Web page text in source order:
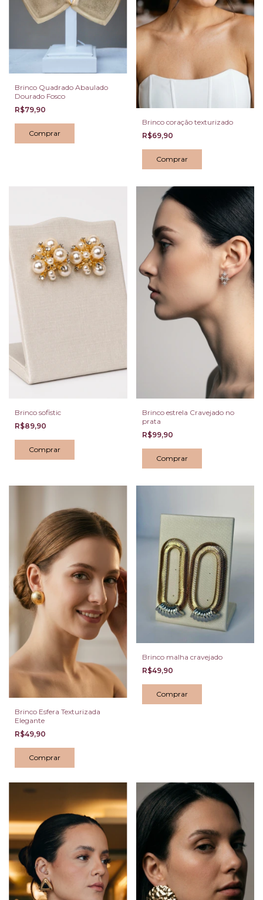
Brinco Quadrado Abaulado
Dourado Fosco
R$79,90
Brinco coração texturizado
R$69,90
Brinco sofistic
R$89,90
Brinco estrela Cravejado no
prata
R$99,90
Brinco Esfera Texturizada
Elegante
R$49,90
Comprar
Brinco malha cravejado
R$49,90